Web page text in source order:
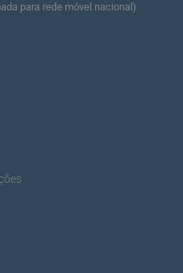
para rede móvel nacional)